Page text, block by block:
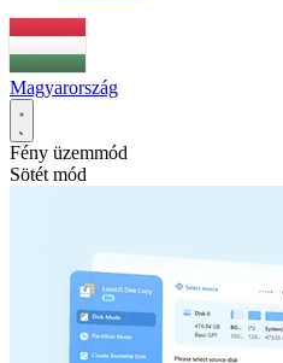
Magyarország
Fény üzemmód
Sötét mód